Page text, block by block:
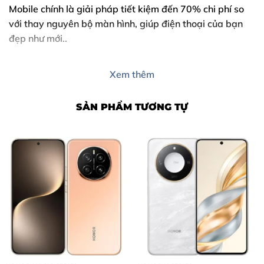
Mobile chính là giải pháp tiết kiệm đến 70% chi phí so
với thay nguyên bộ màn hình, giúp điện thoại của bạn
đẹp như mới..
Nội Dung Bài Viết
1. Dấu hiệu cho thấy bạn cần ép kính Xiaomi POCO X4
Xem thêm
SẢN PHẨM TƯƠNG TỰ